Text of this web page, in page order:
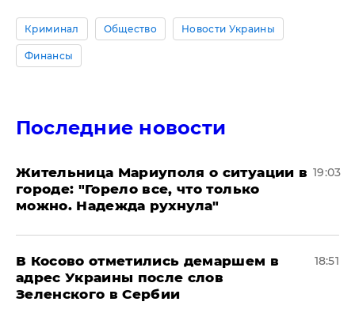
Криминал Общество Новости Украины
Финансы
Последние новости
Жительница Мариуполя о ситуации в
городе: "Горело все, что только
можно. Надежда рухнула"
19:03
В Косово отметились демаршем в
адрес Украины после слов
Зеленского в Сербии
18:51